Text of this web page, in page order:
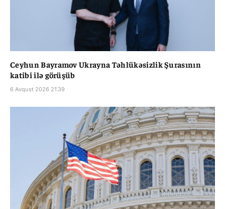
Ceyhun Bayramov Ukrayna Təhlükəsizlik Şurasının
katibi ilə görüşüb
6 Avqust 2026 21:39